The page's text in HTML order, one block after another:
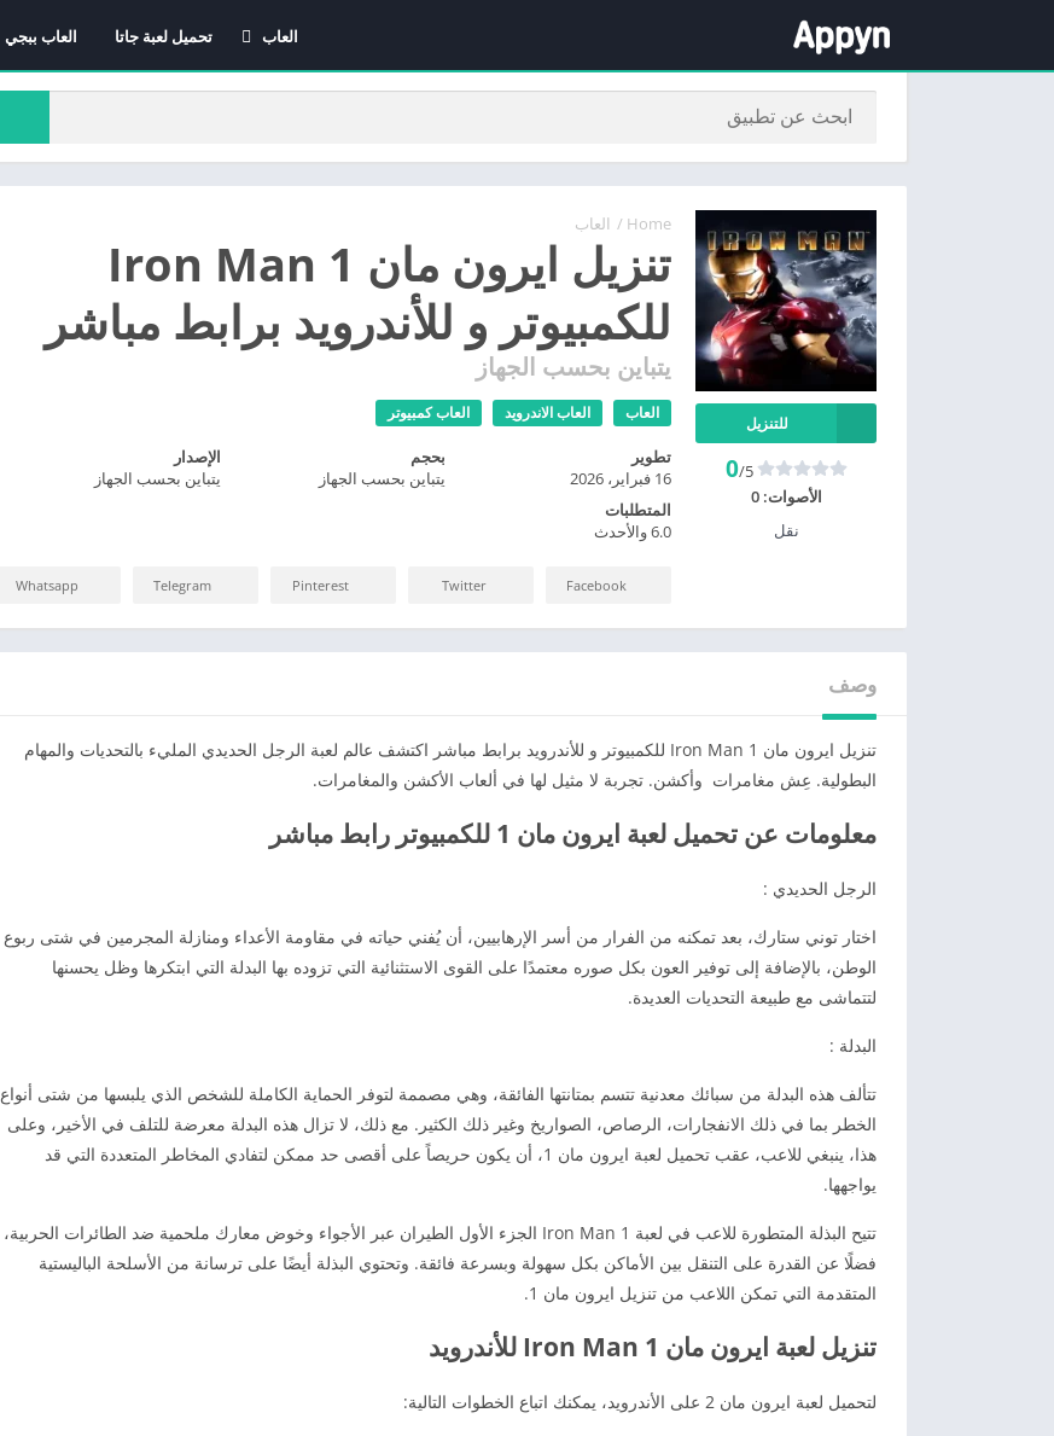
العاب
العاب الاندرويد
تحميل لعبة جاتا العاب ببجي
Home
/ العاب
تنزيل ايرون مان 1 Iron Man
للكمبيوتر و للأندرويد برابط مباشر
يتباين بحسب الجهاز
العاب العاب الاندرويد العاب كمبيوتر
للتنزيل
0/5
الأصوات:0
نقل
تطوير
16 فبراير، 2026
بحجم
يتباين بحسب الجهاز
الإصدار
يتباين بحسب الجهاز
المتطلبات
6.0 والأحدث
Facebook
Twitter
Pinterest
Telegram
Whatsapp
وصف
تنزيل ايرون مان 1 Iron Man للكمبيوتر و للأندرويد برابط مباشر اكتشف عالم لعبة الرجل الحديدي المليء بالتحديات والمهام
البطولية. عِش مغامرات وأكشن. تجربة لا مثيل لها في ألعاب الأكشن والمغامرات.
معلومات عن تحميل لعبة ايرون مان 1 للكمبيوتر رابط مباشر
الرجل الحديدي :
اختار توني ستارك، بعد تمكنه من الفرار من أسر الإرهابيين، أن يُفني حياته في مقاومة الأعداء ومنازلة المجرمين في شتى ربوع
الوطن، بالإضافة إلى توفير العون بكل صوره معتمدًا على القوى الاستثنائية التي تزوده بها البدلة التي ابتكرها وظل يحسنها
لتتماشى مع طبيعة التحديات العديدة.
البدلة :
تتألف هذه البدلة من سبائك معدنية تتسم بمتانتها الفائقة، وهي مصممة لتوفر الحماية الكاملة للشخص الذي يلبسها من شتى أنواع
الخطر بما في ذلك الانفجارات، الرصاص، الصواريخ وغير ذلك الكثير. مع ذلك، لا تزال هذه البدلة معرضة للتلف في الأخير، وعلى
هذا، ينبغي للاعب، عقب تحميل لعبة ايرون مان 1، أن يكون حريصاً على أقصى حد ممكن لتفادي المخاطر المتعددة التي قد
يواجهها.
تتيح البذلة المتطورة للاعب في لعبة Iron Man 1 الجزء الأول الطيران عبر الأجواء وخوض معارك ملحمية ضد الطائرات الحربية،
فضلًا عن القدرة على التنقل بين الأماكن بكل سهولة وبسرعة فائقة. وتحتوي البذلة أيضًا على ترسانة من الأسلحة الباليستية
المتقدمة التي تمكن اللاعب من تنزيل ايرون مان 1.
تنزيل لعبة ايرون مان 1 Iron Man للأندرويد
لتحميل لعبة ايرون مان 2 على الأندرويد، يمكنك اتباع الخطوات التالية: